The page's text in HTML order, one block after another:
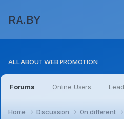
RA.BY
ALL ABOUT WEB PROMOTION
Forums Online Users
Home Discussion On different